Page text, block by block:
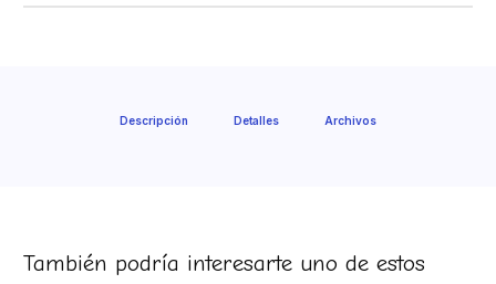
Descripción Detalles Archivos
También podría interesarte uno de estos